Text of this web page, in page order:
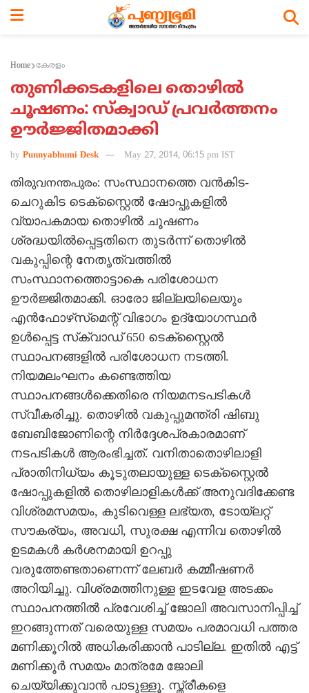
Home കേരളം
തുണിക്കടകളിലെ തൊഴില്‍
ചൂഷണം: സ്‌ക്വാഡ് പ്രവര്‍ത്തനം
ഊര്‍ജ്ജിതമാക്കി
by Punnyabhumi Desk May 27, 2014, 06:15 pm IST
തിരുവനന്തപുരം: സംസ്ഥാനത്തെ വന്‍കിട-
ചെറുകിട ടെക്‌സ്റ്റൈല്‍ ഷോപ്പുകളില്‍
വ്യാപകമായ തൊഴില്‍ ചൂഷണം
ശ്രദ്ധയില്‍പ്പെട്ടതിനെ തുടര്‍ന്ന് തൊഴില്‍
വകുപ്പിന്റെ നേതൃത്വത്തില്‍
സംസ്ഥാനത്തൊട്ടാകെ പരിശോധന
ഊര്‍ജ്ജിതമാക്കി. ഓരോ ജില്ലയിലെയും
എന്‍ഫോഴ്‌സ്‌മെന്റ് വിഭാഗം ഉദ്യോഗസ്ഥര്‍
ഉള്‍പ്പെട്ട സ്‌ക്വാഡ് 650 ടെക്‌സ്റ്റൈല്‍
സ്ഥാപനങ്ങളില്‍ പരിശോധന നടത്തി.
നിയമലംഘനം കണ്ടെത്തിയ
സ്ഥാപനങ്ങള്‍ക്കെതിരെ നിയമനടപടികള്‍
സ്വീകരിച്ചു. തൊഴില്‍ വകുപ്പുമന്ത്രി ഷിബു
ബേബിജോണിന്റെ നിര്‍ദ്ദേശപ്രകാരമാണ്
നടപടികള്‍ ആരംഭിച്ചത്. വനിതാതൊഴിലാളി
പ്രാതിനിധ്യം കൂടുതലായുള്ള ടെക്‌സ്റ്റൈല്‍
ഷോപ്പുകളില്‍ തൊഴിലാളികള്‍ക്ക് അനുവദിക്കേണ്ട
വിശ്രമസമയം, കുടിവെള്ള ലഭ്യത, ടോയ്‌ലറ്റ്
സൗകര്യം, അവധി, സുരക്ഷ എന്നിവ തൊഴില്‍
ഉടമകള്‍ കര്‍ശനമായി ഉറപ്പു
വരുത്തേണ്ടതാണെന്ന് ലേബര്‍ കമ്മീഷണര്‍
അറിയിച്ചു. വിശ്രമത്തിനുള്ള ഇടവേള അടക്കം
സ്ഥാപനത്തില്‍ പ്രവേശിച്ച് ജോലി അവസാനിപ്പിച്ച്
ഇറങ്ങുന്നത് വരെയുള്ള സമയം പരമാവധി പത്തര
മണിക്കൂറില്‍ അധികരിക്കാന്‍ പാടില്ല. ഇതില്‍ എട്ട്
മണിക്കൂര്‍ സമയം മാത്രമേ ജോലി
ചെയ്യിക്കുവാന്‍ പാടുള്ളൂ. സ്ത്രീകളെ